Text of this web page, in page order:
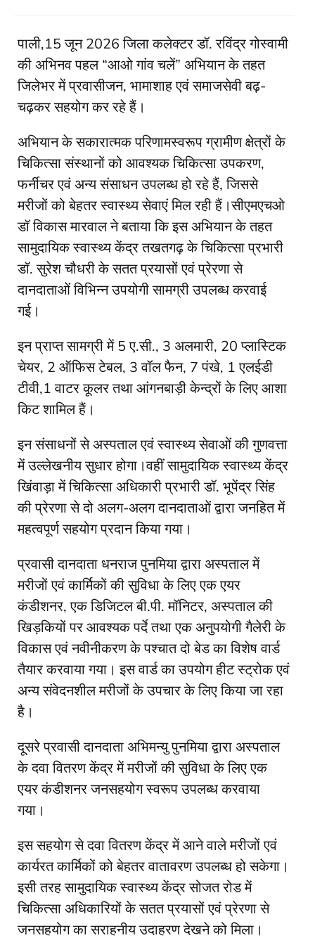
पाली,15 जून 2026 जिला कलेक्टर डॉ. रविंद्र गोस्वामी
की अभिनव पहल “आओ गांव चलें” अभियान के तहत
जिलेभर में प्रवासीजन, भामाशाह एवं समाजसेवी बढ़-
चढ़कर सहयोग कर रहे हैं।
अभियान के सकारात्मक परिणामस्वरूप ग्रामीण क्षेत्रों के
चिकित्सा संस्थानों को आवश्यक चिकित्सा उपकरण,
फर्नीचर एवं अन्य संसाधन उपलब्ध हो रहे हैं, जिससे
मरीजों को बेहतर स्वास्थ्य सेवाएं मिल रही हैं।सीएमएचओ
डॉ विकास मारवाल ने बताया कि इस अभियान के तहत
सामुदायिक स्वास्थ्य केंद्र तखतगढ़ के चिकित्सा प्रभारी
डॉ. सुरेश चौधरी के सतत प्रयासों एवं प्रेरणा से
दानदाताओं विभिन्न उपयोगी सामग्री उपलब्ध करवाई
गई।
इन प्राप्त सामग्री में 5 ए.सी., 3 अलमारी, 20 प्लास्टिक
चेयर, 2 ऑफिस टेबल, 3 वॉल फैन, 7 पंखे, 1 एलईडी
टीवी,1 वाटर कूलर तथा आंगनबाड़ी केन्द्रों के लिए आशा
किट शामिल हैं।
इन संसाधनों से अस्पताल एवं स्वास्थ्य सेवाओं की गुणवत्ता
में उल्लेखनीय सुधार होगा।वहीं सामुदायिक स्वास्थ्य केंद्र
खिंवाड़ा में चिकित्सा अधिकारी प्रभारी डॉ. भूपेंद्र सिंह
की प्रेरणा से दो अलग-अलग दानदाताओं द्वारा जनहित में
महत्वपूर्ण सहयोग प्रदान किया गया।
प्रवासी दानदाता धनराज पुनमिया द्वारा अस्पताल में
मरीजों एवं कार्मिकों की सुविधा के लिए एक एयर
कंडीशनर, एक डिजिटल बी.पी. मॉनिटर, अस्पताल की
खिड़कियों पर आवश्यक पर्दे तथा एक अनुपयोगी गैलेरी के
विकास एवं नवीनीकरण के पश्चात दो बेड का विशेष वार्ड
तैयार करवाया गया। इस वार्ड का उपयोग हीट स्ट्रोक एवं
अन्य संवेदनशील मरीजों के उपचार के लिए किया जा रहा
है।
दूसरे प्रवासी दानदाता अभिमन्यु पुनमिया द्वारा अस्पताल
के दवा वितरण केंद्र में मरीजों की सुविधा के लिए एक
एयर कंडीशनर जनसहयोग स्वरूप उपलब्ध करवाया
गया।
इस सहयोग से दवा वितरण केंद्र में आने वाले मरीजों एवं
कार्यरत कार्मिकों को बेहतर वातावरण उपलब्ध हो सकेगा।
इसी तरह सामुदायिक स्वास्थ्य केंद्र सोजत रोड में
चिकित्सा अधिकारियों के सतत प्रयासों एवं प्रेरणा से
जनसहयोग का सराहनीय उदाहरण देखने को मिला।